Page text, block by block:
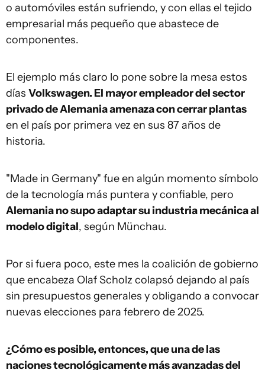
o automóviles están sufriendo, y con ellas el tejido
empresarial más pequeño que abastece de
componentes.
El ejemplo más claro lo pone sobre la mesa estos
días Volkswagen. El mayor empleador del sector
privado de Alemania amenaza con cerrar plantas
en el país por primera vez en sus 87 años de
historia.
"Made in Germany" fue en algún momento símbolo
de la tecnología más puntera y confiable, pero
Alemania no supo adaptar su industria mecánica al
modelo digital, según Münchau.
Por si fuera poco, este mes la coalición de gobierno
que encabeza Olaf Scholz colapsó dejando al país
sin presupuestos generales y obligando a convocar
nuevas elecciones para febrero de 2025.
¿Cómo es posible, entonces, que una de las
naciones tecnológicamente más avanzadas del